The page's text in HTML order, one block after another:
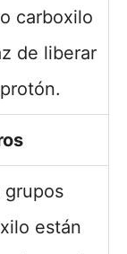
carboxilo
de liberar
grupos
están